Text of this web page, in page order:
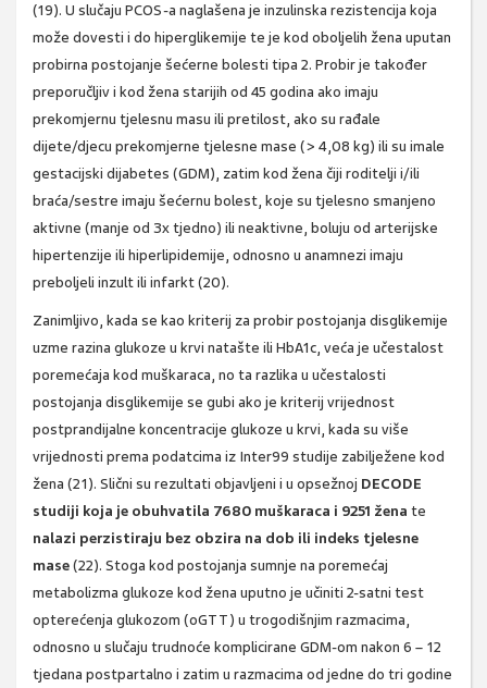
(19). U slučaju PCOS-a naglašena je inzulinska rezistencija koja
može dovesti i do hiperglikemije te je kod oboljelih žena uputan
probirna postojanje šećerne bolesti tipa 2. Probir je također
preporučljiv i kod žena starijih od 45 godina ako imaju
prekomjernu tjelesnu masu ili pretilost, ako su rađale
dijete/djecu prekomjerne tjelesne mase (> 4,08 kg) ili su imale
gestacijski dijabetes (GDM), zatim kod žena čiji roditelji i/ili
braća/sestre imaju šećernu bolest, koje su tjelesno smanjeno
aktivne (manje od 3x tjedno) ili neaktivne, boluju od arterijske
hipertenzije ili hiperlipidemije, odnosno u anamnezi imaju
preboljeli inzult ili infarkt (20).
Zanimljivo, kada se kao kriterij za probir postojanja disglikemije
uzme razina glukoze u krvi natašte ili HbA1c, veća je učestalost
poremećaja kod muškaraca, no ta razlika u učestalosti
postojanja disglikemije se gubi ako je kriterij vrijednost
postprandijalne koncentracije glukoze u krvi, kada su više
vrijednosti prema podatcima iz Inter99 studije zabilježene kod
žena (21). Slični su rezultati objavljeni i u opsežnoj DECODE
studiji koja je obuhvatila 7680 muškaraca i 9251 žena te
nalazi perzistiraju bez obzira na dob ili indeks tjelesne
mase(22). Stoga kod postojanja sumnje na poremećaj
metabolizma glukoze kod žena uputno je učiniti 2-satni test
opterećenja glukozom (oGTT) u trogodišnjim razmacima,
odnosno u slučaju trudnoće komplicirane GDM-om nakon 6 – 12
tjedana postpartalno i zatim u razmacima od jedne do tri godine